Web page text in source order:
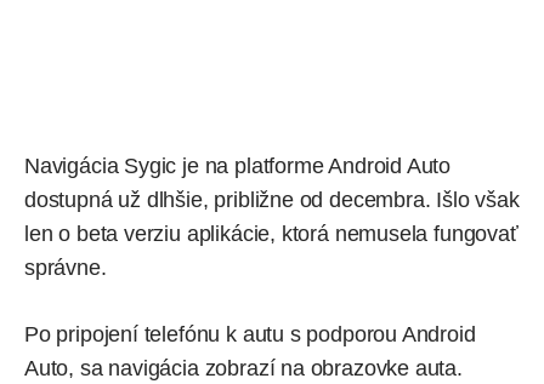
Navigácia Sygic je na platforme Android Auto
dostupná už dlhšie, približne od decembra. Išlo však
len o beta verziu aplikácie, ktorá nemusela fungovať
správne.
Po pripojení telefónu k autu s podporou Android
Auto, sa navigácia zobrazí na obrazovke auta.